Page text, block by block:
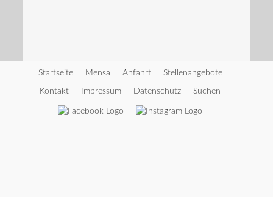
Startseite Mensa Anfahrt Stellenangebote
Kontakt Impressum Datenschutz Suchen